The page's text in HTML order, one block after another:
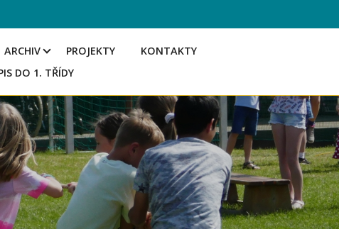
ARCHIV PROJEKTY
KONTAKTY
DO 1. TŘÍDY